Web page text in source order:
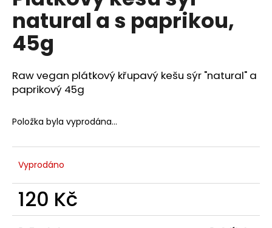
hvězdiček.
natural a s paprikou,
45g
Raw vegan plátkový křupavý kešu sýr "natural" a
paprikový 45g
Položka byla vyprodána…
Vyprodáno
120 Kč
Měrná
cena:
a
j
í
?
D
p